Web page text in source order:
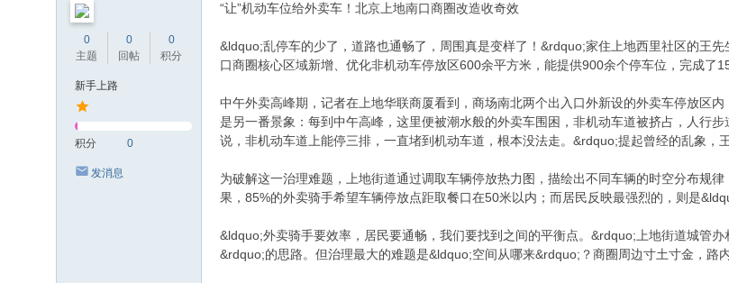
0
主题
0
回帖
0
积分
新手上路
积分 0
发消息
“让”机动车位给外卖车！北京上地南口商圈改造收奇效
&ldquo;乱停车的少了，道路也通畅了，周围真是变样了！&rdquo;家住上地西里社区的王
口商圈核心区域新增、优化非机动车停放区600余平方米，能提供900余个停车位，完成了
中午外卖高峰期，记者在上地华联商厦看到，商场南北两个出入口外新设的外卖车停放区
是另一番景象：每到中午高峰，这里便被潮水般的外卖车围困，非机动车道被挤占，人行
说，非机动车道上能停三排，一直堵到机动车道，根本没法走。&rdquo;提起曾经的乱象，
为破解这一治理难题，上地街道通过调取车辆停放热力图，描绘出不同车辆的时空分布规
果，85%的外卖骑手希望车辆停放点距取餐口在50米以内；而居民反映最强烈的，则是
&ldquo;外卖骑手要效率，居民要通畅，我们要找到之间的平衡点。&rdquo;上地街道城管
&rdquo;的思路。但治理最大的难题是&ldquo;空间从哪来&rdquo;？商圈周边寸土寸金，路